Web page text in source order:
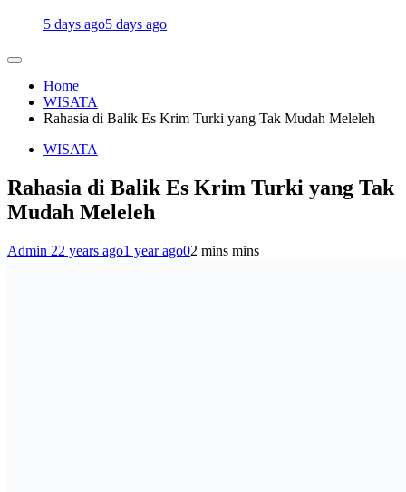
5 days ago5 days ago
Home
WISATA
Rahasia di Balik Es Krim Turki yang Tak Mudah Meleleh
WISATA
Rahasia di Balik Es Krim Turki yang Tak
Mudah Meleleh
Admin 22 years ago1 year ago02 mins mins